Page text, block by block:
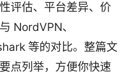
评估、平台差异、价
NordVPN、
等的对比。整篇文
点列举，方便你快速